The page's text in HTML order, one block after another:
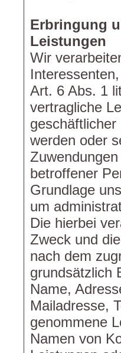
Erbringung
Leistungen
Wir
Art. 6 Abs. 1
vertragliche
werden oder
betroffener
Grundlage
um
Die hierbei
Zweck und
nach dem
grundsätzlich
Name,
Mailadresse,
genommene
Namen von